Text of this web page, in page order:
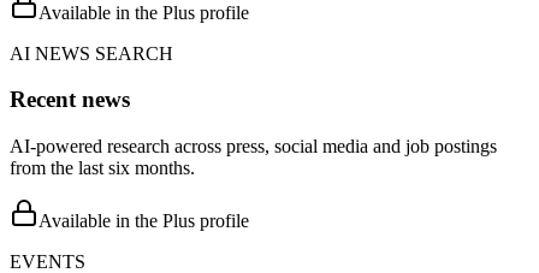
Available in the Plus profile
AI NEWS SEARCH
Recent news
AI-powered research across press, social media and job postings
from the last six months.
Available in the Plus profile
EVENTS